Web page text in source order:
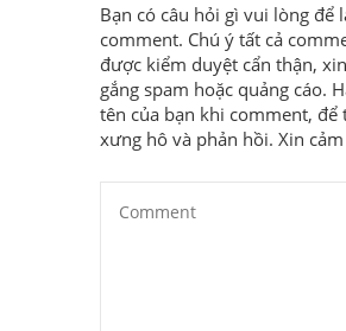
Bạn có câu hỏi gì vui lòng để
comment. Chú ý tất cả
được kiểm duyệt cẩn thận,
gắng spam hoặc quảng cáo.
tên của bạn khi comment, để
xưng hô và phản hồi. Xin